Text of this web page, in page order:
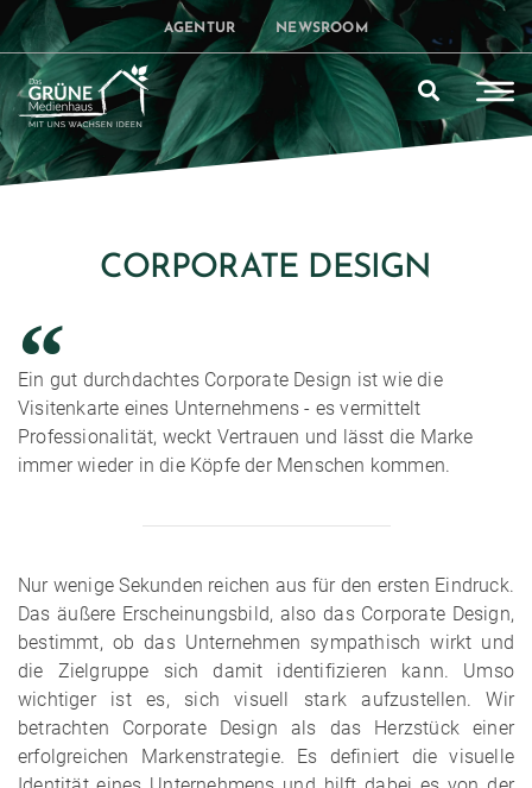
AGENTUR NEWSROOM
CORPORATE DESIGN
Ein gut durchdachtes Corporate Design ist wie die
Visitenkarte eines Unternehmens - es vermittelt
Professionalität, weckt Vertrauen und lässt die Marke
immer wieder in die Köpfe der Menschen kommen.
Nur wenige Sekunden reichen aus für den ersten Eindruck.
Das äußere Erscheinungsbild, also das Corporate Design,
bestimmt, ob das Unternehmen sympathisch wirkt und
die Zielgruppe sich damit identifizieren kann. Umso
wichtiger ist es, sich visuell stark aufzustellen. Wir
betrachten Corporate Design als das Herzstück einer
erfolgreichen Markenstrategie. Es definiert die visuelle